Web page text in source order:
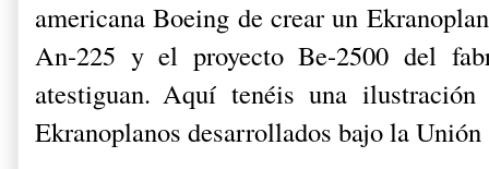
americana Boeing de crear un
An-225 y el proyecto Be-2500 del
atestiguan. Aquí tenéis una
Ekranoplanos desarrollados bajo la